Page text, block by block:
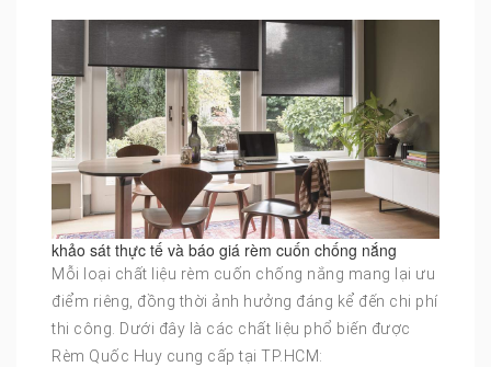
khảo sát thực tế và báo giá rèm cuốn chống nắng
Mỗi loại chất liệu rèm cuốn chống nắng mang lại ưu
điểm riêng, đồng thời ảnh hưởng đáng kể đến chi phí
thi công. Dưới đây là các chất liệu phổ biến được
Rèm Quốc Huy cung cấp tại TP.HCM: